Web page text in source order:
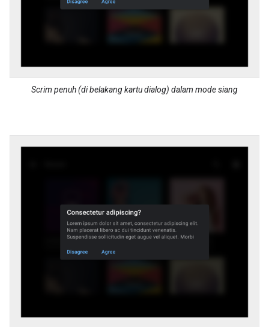
Scrim penuh (di belakang kartu dialog) dalam mode siang